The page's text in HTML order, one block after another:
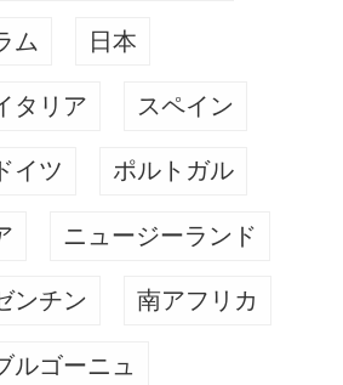
ム 日本
タリア スペイン
ドイツ ポルトガル
ニュージーランド
ンチン 南アフリカ
ルゴーニュ